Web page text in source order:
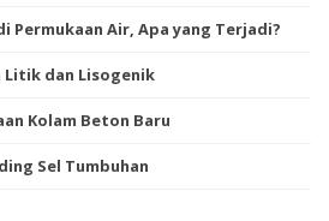
Permukaan Air, Apa yang Terjadi?
Litik dan Lisogenik
Kolam Beton Baru
Sel Tumbuhan